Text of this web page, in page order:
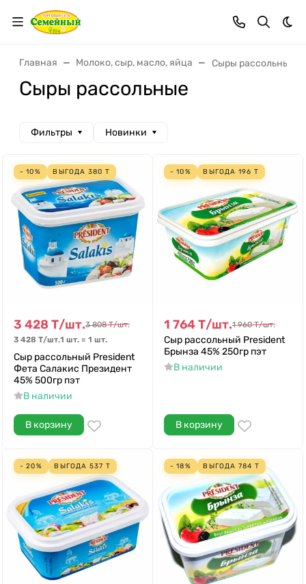
Главная Молоко, сыр, масло, яйца Сыры рассольные
Сыры рассольные
Фильтры Новинки
- 10% ВЫГОДА 380 Т
3 428 Т/шт.3 808 Т/шт.
3 428 Т/шт.1 шт. = 1 шт.
Сыр рассольный President
Фета Салакис Президент
45% 500гр пэт
В наличии
В корзину
- 10% ВЫГОДА 196 Т
1 764Т/шт.1 960 Т/шт.
Сыр рассольный President
Брынза 45% 250гр пэт
В наличии
В корзину
- 20% ВЫГОДА 537 Т - 18% ВЫГОДА 784 Т